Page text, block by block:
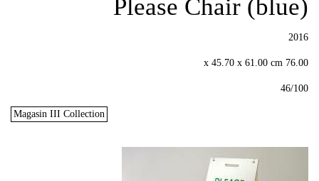
Please Chair (blue)
2016
76.00 x 45.70 x 61.00 cm
46/100
Magasin III Collection